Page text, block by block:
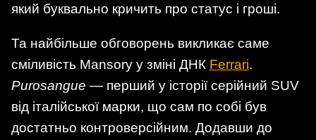
який буквально кричить про статус і гроші.
Та найбільше обговорень викликає саме
сміливість Mansory у зміні ДНК Ferrari.
Purosangue — перший у історії серійний SUV
від італійської марки, що сам по собі був
достатньо контроверсійним. Додавши до